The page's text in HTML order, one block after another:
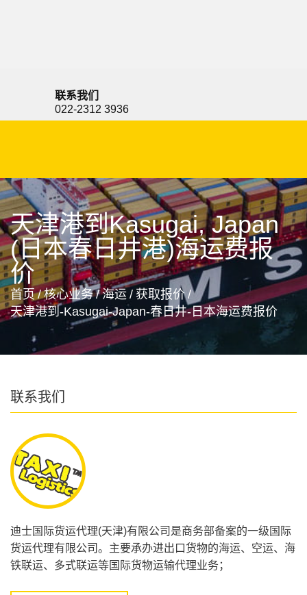
联系我们
022-2312 3936
天津港到Kasugai, Japan
(日本春日井港)海运费报
价
首页 / 核心业务 / 海运 / 获取报价 /
天津港到-Kasugai-Japan-春日井-日本海运费报价
联系我们
迪士国际货运代理(天津)有限公司是商务部备案的一级国际
货运代理有限公司。主要承办进出口货物的海运、空运、海
铁联运、多式联运等国际货物运输代理业务；